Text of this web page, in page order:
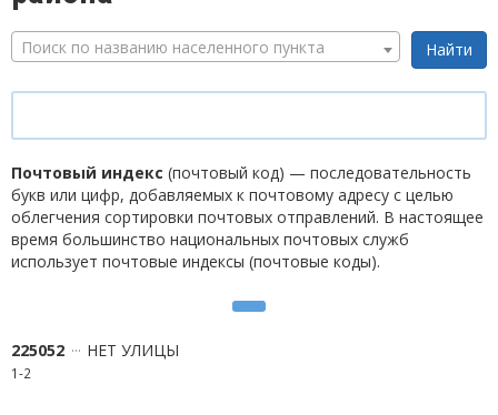
Поиск по названию населенного пункта
Почтовый индекс (почтовый код) — последовательность
букв или цифр, добавляемых к почтовому адресу с целью
облегчения сортировки почтовых отправлений. В настоящее
время большинство национальных почтовых служб
использует почтовые индексы (почтовые коды).
225052 НЕТ УЛИЦЫ
1-2